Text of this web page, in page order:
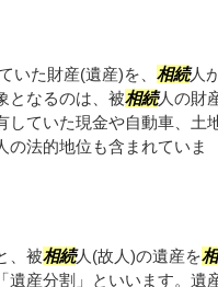
いた財産(遺産)を、 相続人
となるのは、被相続人の財
していた現金や自動車、土
の法的地位も含まれていま
、被相続人(故人)の遺産を
遺産分割」といいます。遺